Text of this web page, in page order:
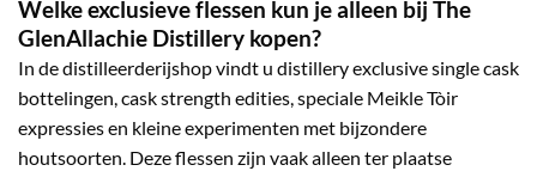
Welke exclusieve flessen kun je alleen bij The
GlenAllachie Distillery kopen?
In de distilleerderijshop vindt u distillery exclusive single cask
bottelingen, cask strength edities, speciale Meikle Tòir
expressies en kleine experimenten met bijzondere
houtsoorten. Deze flessen zijn vaak alleen ter plaatse